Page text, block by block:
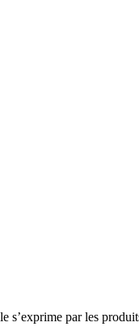
s’exprime par les